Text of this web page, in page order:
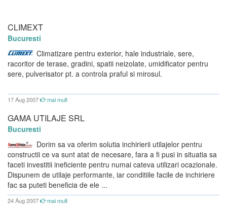
CLIMEXT
Bucuresti
Climatizare pentru exterior, hale industriale, sere,
racoritor de terase, gradini, spatii neizolate, umidificator pentru
sere, pulverisator pt. a controla praful si mirosul.
17 Aug 2007 mai mult
GAMA UTILAJE SRL
Bucuresti
Dorim sa va oferim solutia inchirierii utilajelor pentru
constructii ce va sunt atat de necesare, fara a fi pusi in situatia sa
faceti investitii ineficiente pentru numai cateva utilizari ocazionale.
Dispunem de utilaje performante, iar conditiile facile de inchiriere
fac sa puteti beneficia de ele ...
24 Aug 2007 mai mult